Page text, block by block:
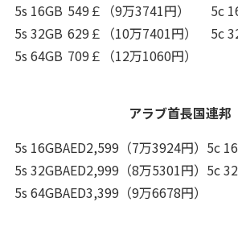
5s 16GB 549￡（9万3741円） 5c
5s 32GB 629￡（10万7401円） 5c
5s 64GB 709￡（12万1060円）
アラブ首長国連邦
5s 16GBAED2,599（7万3924円） 5c
5s 32GBAED2,999（8万5301円） 5c
5s 64GBAED3,399（9万6678円）